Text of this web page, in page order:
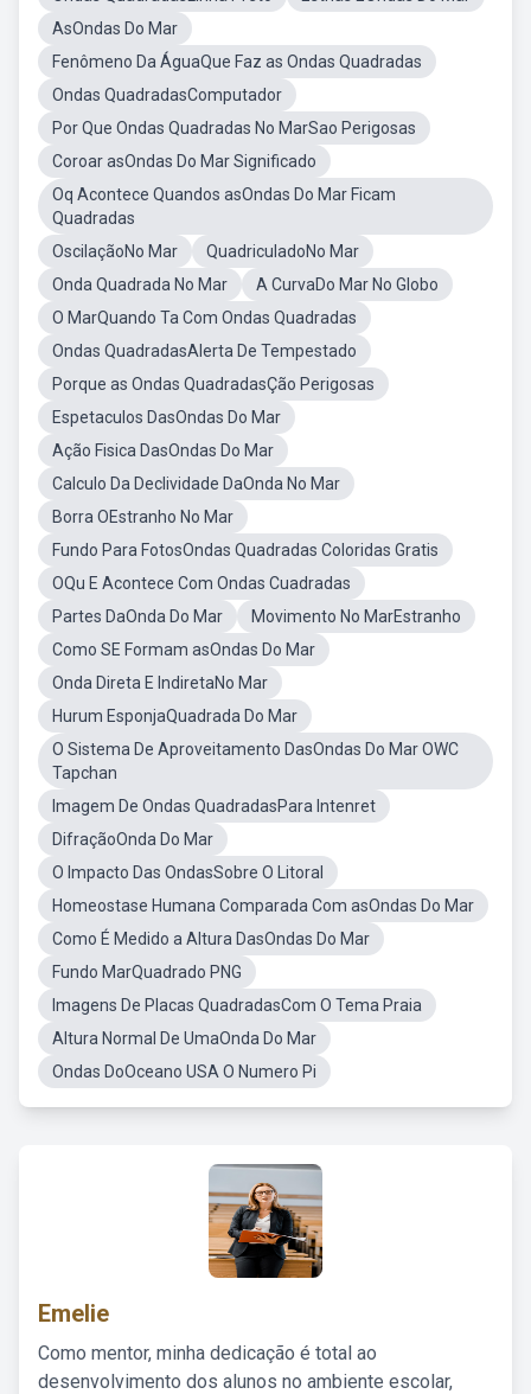
AsOndas Do Mar
Fenômeno Da ÁguaQue Faz as Ondas Quadradas
Ondas QuadradasComputador
Por Que Ondas Quadradas No MarSao Perigosas
Coroar asOndas Do Mar Significado
Oq Acontece Quandos asOndas Do Mar Ficam
Quadradas
OscilaçãoNo Mar
QuadriculadoNo Mar
Onda Quadrada No Mar
A CurvaDo Mar No Globo
O MarQuando Ta Com Ondas Quadradas
Ondas QuadradasAlerta De Tempestado
Porque as Ondas QuadradasÇão Perigosas
Espetaculos DasOndas Do Mar
Ação Fisica DasOndas Do Mar
Calculo Da Declividade DaOnda No Mar
Borra OEstranho No Mar
Fundo Para FotosOndas Quadradas Coloridas Gratis
OQu E Acontece Com Ondas Cuadradas
Partes DaOnda Do Mar
Movimento No MarEstranho
Como SE Formam asOndas Do Mar
Onda Direta E IndiretaNo Mar
Hurum EsponjaQuadrada Do Mar
O Sistema De Aproveitamento DasOndas Do Mar OWC
Tapchan
Imagem De Ondas QuadradasPara Intenret
DifraçãoOnda Do Mar
O Impacto Das OndasSobre O Litoral
Homeostase Humana Comparada Com asOndas Do Mar
Como É Medido a Altura DasOndas Do Mar
Fundo MarQuadrado PNG
Imagens De Placas QuadradasCom O Tema Praia
Altura Normal De UmaOnda Do Mar
Ondas DoOceano USA O Numero Pi
Emelie
Como mentor, minha dedicação é total ao
desenvolvimento dos alunos no ambiente escolar,